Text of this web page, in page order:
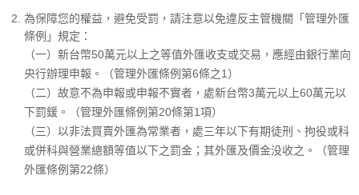
為保障您的權益，避免受罰，請注意以免違反主管機關「管理外匯
條例」規定：
（一）新台幣50萬元以上之等值外匯收支或交易，應經由銀行業向
央行辦理申報。（管理外匯條例第6條之1）
（二）故意不為申報或申報不實者，處新台幣3萬元以上60萬元以
下罰鍰。（管理外匯條例第20條第1項）
（三）以非法買賣外匯為常業者，處三年以下有期徒刑、拘役或科
或併科與營業總額等值以下之罰金；其外匯及價金没收之。（管理
外匯條例第22條）